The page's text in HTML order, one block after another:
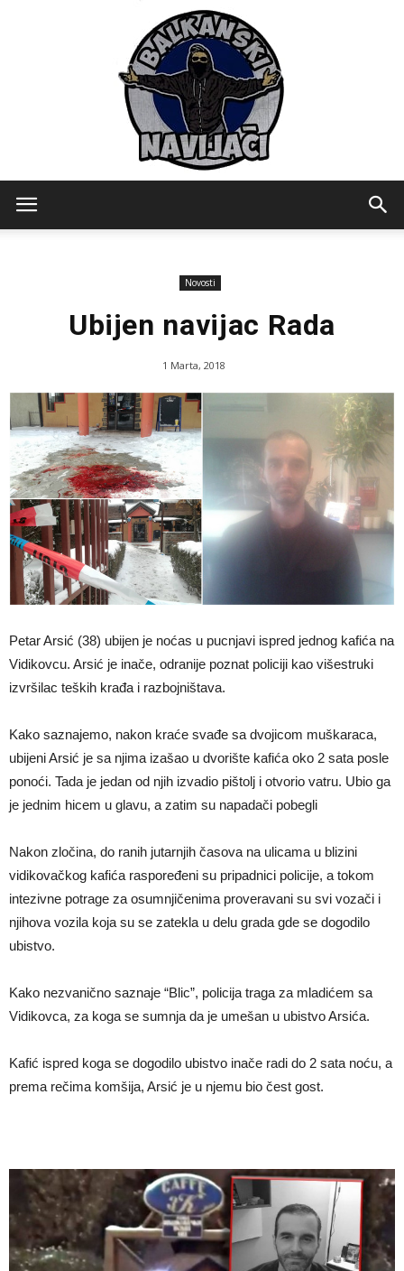
Novosti
Ubijen navijac Rada
1 Marta, 2018
Petar Arsić (38) ubijen je noćas u pucnjavi ispred jednog kafića na
Vidikovcu. Arsić je inače, odranije poznat policiji kao višestruki
izvršilac teških krađa i razbojništava.
Kako saznajemo, nakon kraće svađe sa dvojicom muškaraca,
ubijeni Arsić je sa njima izašao u dvorište kafića oko 2 sata posle
ponoći. Tada je jedan od njih izvadio pištolj i otvorio vatru. Ubio ga
je jednim hicem u glavu, a zatim su napadači pobegli
Nakon zločina, do ranih jutarnjih časova na ulicama u blizini
vidikovačkog kafića raspoređeni su pripadnici policije, a tokom
intezivne potrage za osumnjičenima proveravani su svi vozači i
njihova vozila koja su se zatekla u delu grada gde se dogodilo
ubistvo.
Kako nezvanično saznaje “Blic”, policija traga za mladićem sa
Vidikovca, za koga se sumnja da je umešan u ubistvo Arsića.
Kafić ispred koga se dogodilo ubistvo inače radi do 2 sata noću, a
prema rečima komšija, Arsić je u njemu bio čest gost.